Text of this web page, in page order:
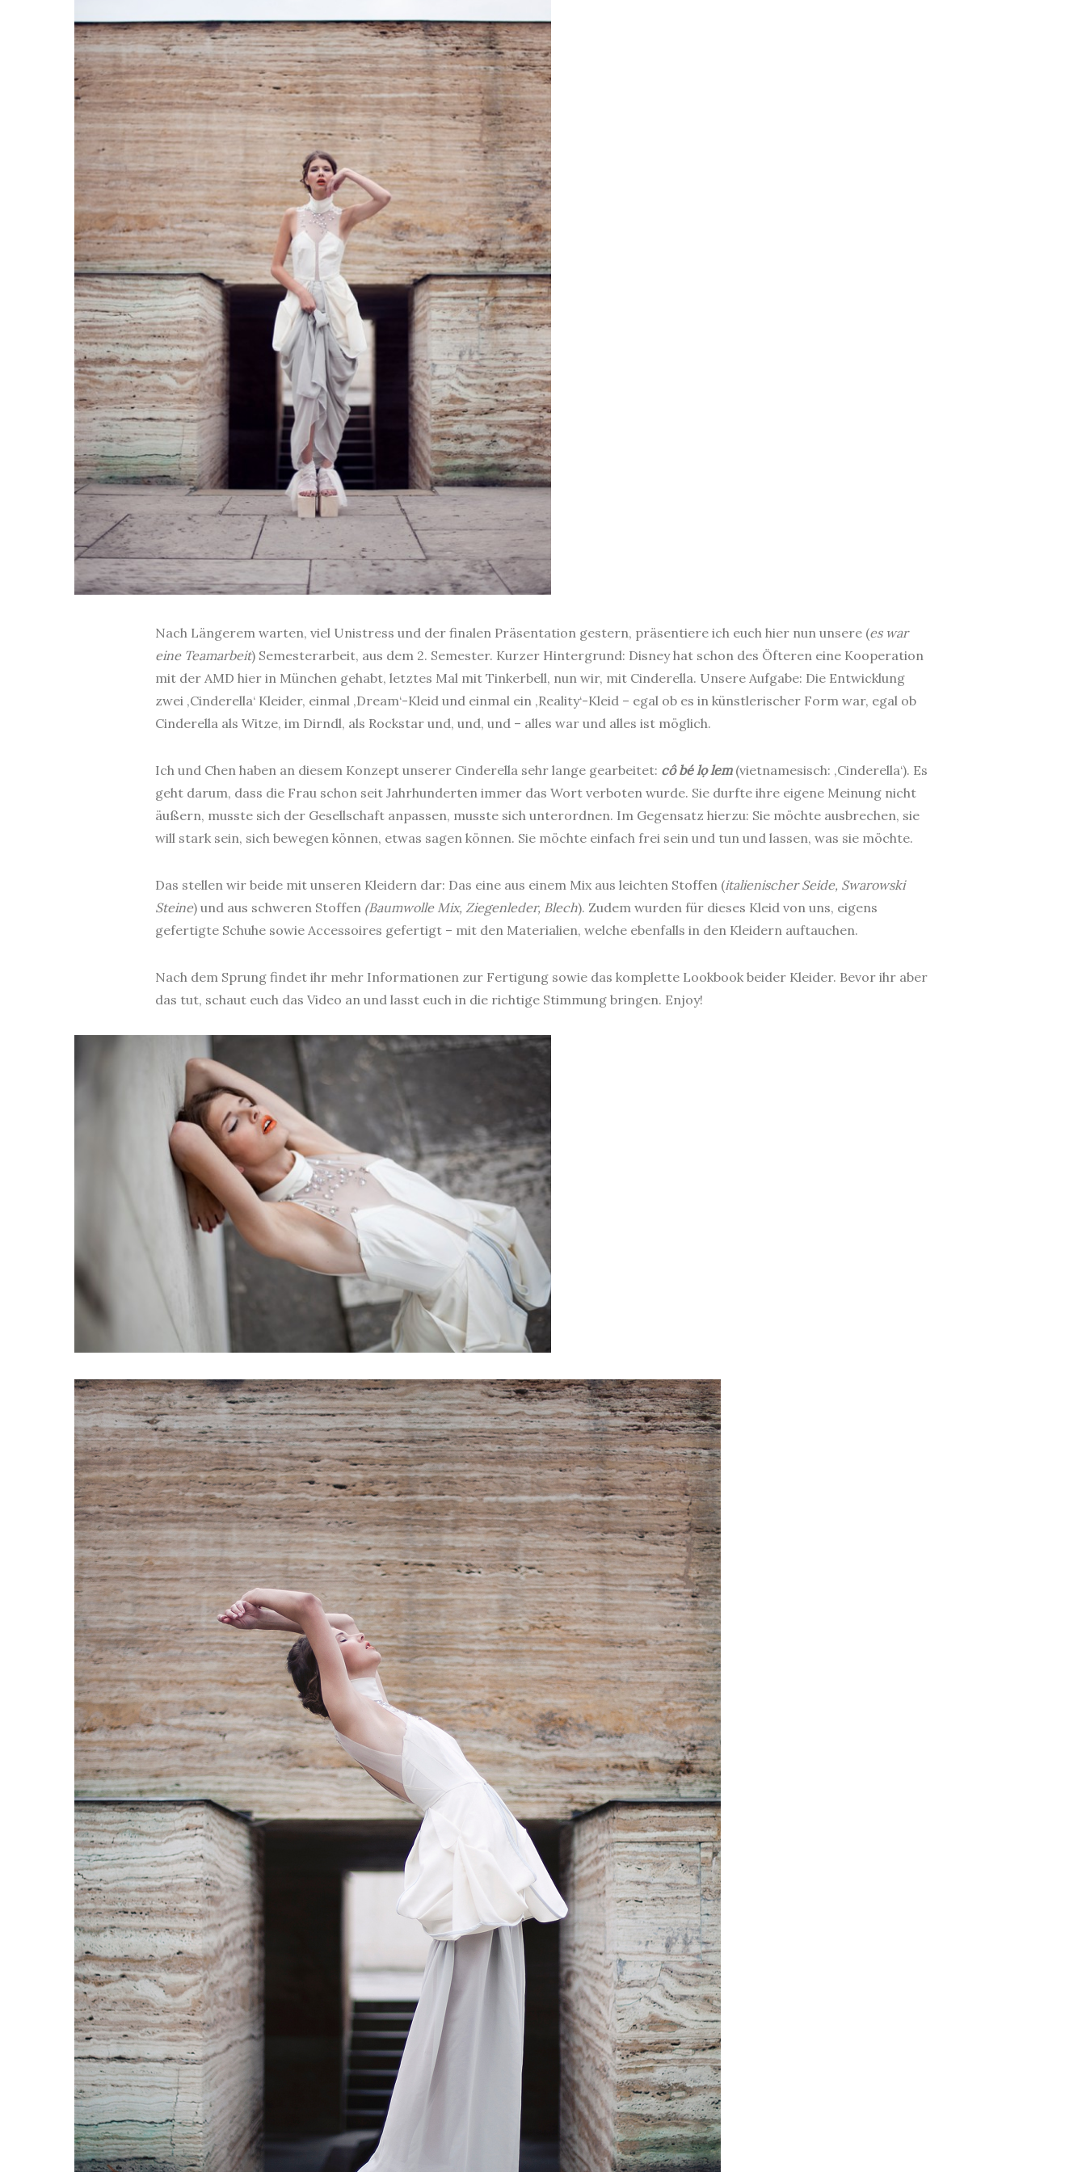
Nach Längerem warten, viel Unistress und der finalen Präsentation gestern, präsentiere ich euch hier nun unsere (es war
eine Teamarbeit) Semesterarbeit, aus dem 2. Semester. Kurzer Hintergrund: Disney hat schon des Öfteren eine Kooperation
mit der AMD hier in München gehabt, letztes Mal mit Tinkerbell, nun wir, mit Cinderella. Unsere Aufgabe: Die Entwicklung
zwei ‚Cinderella‘ Kleider, einmal ‚Dream‘-Kleid und einmal ein ‚Reality‘-Kleid – egal ob es in künstlerischer Form war, egal ob
Cinderella als Witze, im Dirndl, als Rockstar und, und, und – alles war und alles ist möglich.
Ich und Chen haben an diesem Konzept unserer Cinderella sehr lange gearbeitet: cô bé lọ lem (vietnamesisch: ‚Cinderella‘). Es
geht darum, dass die Frau schon seit Jahrhunderten immer das Wort verboten wurde. Sie durfte ihre eigene Meinung nicht
äußern, musste sich der Gesellschaft anpassen, musste sich unterordnen. Im Gegensatz hierzu: Sie möchte ausbrechen, sie
will stark sein, sich bewegen können, etwas sagen können. Sie möchte einfach frei sein und tun und lassen, was sie möchte.
Das stellen wir beide mit unseren Kleidern dar: Das eine aus einem Mix aus leichten Stoffen (italienischer Seide, Swarowski
Steine) und aus schweren Stoffen (Baumwolle Mix, Ziegenleder, Blech). Zudem wurden für dieses Kleid von uns, eigens
gefertigte Schuhe sowie Accessoires gefertigt – mit den Materialien, welche ebenfalls in den Kleidern auftauchen.
Nach dem Sprung findet ihr mehr Informationen zur Fertigung sowie das komplette Lookbook beider Kleider. Bevor ihr aber
das tut, schaut euch das Video an und lasst euch in die richtige Stimmung bringen. Enjoy!